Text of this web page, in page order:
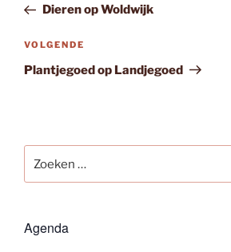
bericht
Dieren op Woldwijk
Volgend
bericht
VOLGENDE
Plantjegoed op Landjegoed
naar:
Agenda